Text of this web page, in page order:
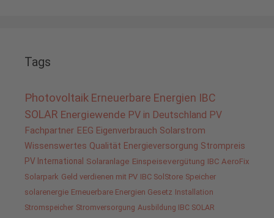
Tags
Photovoltaik Erneuerbare Energien IBC
SOLAR Energiewende PV in Deutschland PV
Fachpartner EEG Eigenverbrauch Solarstrom
Wissenswertes Qualität Energieversorgung Strompreis
PV International Solaranlage Einspeisevergütung IBC AeroFix
Solarpark Geld verdienen mit PV IBC SolStore Speicher
solarenergie Erneuerbare Energien Gesetz Installation
Stromspeicher Stromversorgung Ausbildung IBC SOLAR